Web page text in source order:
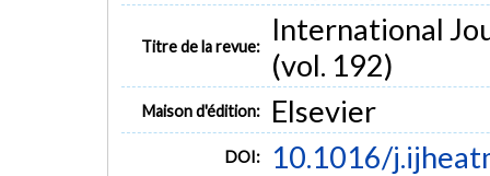
Titre de la revue:
International
(vol. 192)
Maison d'édition: Elsevier
DOI: 10.1016/